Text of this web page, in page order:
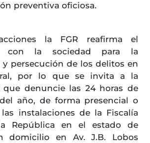
preventiva oficiosa.
la FGR reafirma el
con la sociedad para la
persecución de los delitos en
por lo que se invita a la
que denuncie las 24 horas de
año, de forma presencial o
instalaciones de la Fiscalía
República en el estado de
domicilio en Av. J.B. Lobos